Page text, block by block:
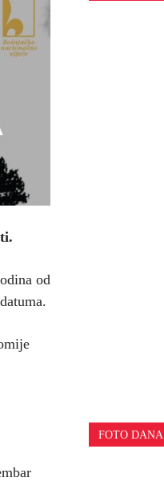
od
FOTO DANA